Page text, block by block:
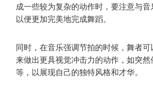
成一些较为复杂的动作时，要注意与音
以便更加完美地完成舞蹈。
同时，在音乐强调节拍的时候，舞者
来做出更具视觉冲击力的动作，如突
等，以展现自己的独特风格和才华。